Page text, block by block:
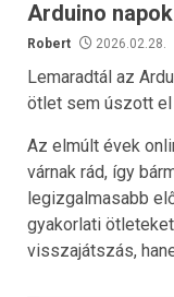
Arduino
Robert 2026.02.28.
Lemaradtál az
ötlet sem úszott
Az elmúlt évek
várnak rád, így
legizgalmasabb
gyakorlati
visszajátszás,